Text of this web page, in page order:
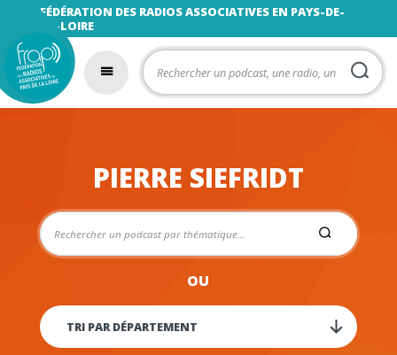
FÉDÉRATION DES RADIOS ASSOCIATIVES EN PAYS-DE-
LA-LOIRE
PIERRE SIEFRIDT
OU